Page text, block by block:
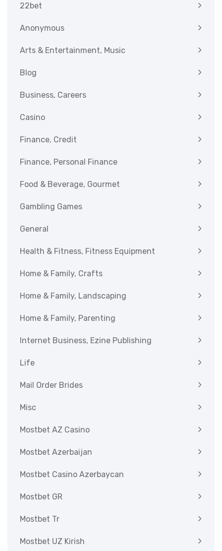
22bet
Anonymous
Arts & Entertainment, Music
Blog
Business, Careers
Casino
Finance, Credit
Finance, Personal Finance
Food & Beverage, Gourmet
Gambling Games
General
Health & Fitness, Fitness Equipment
Home & Family, Crafts
Home & Family, Landscaping
Home & Family, Parenting
Internet Business, Ezine Publishing
Life
Mail Order Brides
Misc
Mostbet AZ Casino
Mostbet Azerbaijan
Mostbet Casino Azerbaycan
Mostbet GR
Mostbet Tr
Mostbet UZ Kirish